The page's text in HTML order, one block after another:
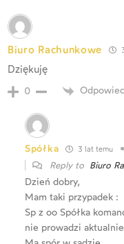
Biuro Rachunkowe
Dziękuję
0
Spółka 3 lat temu
Reply to Biuro
Dzień dobry,
Mam taki przypadek :
Sp z oo Spółka
nie prowadzi